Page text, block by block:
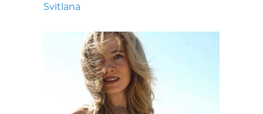
Svitlana